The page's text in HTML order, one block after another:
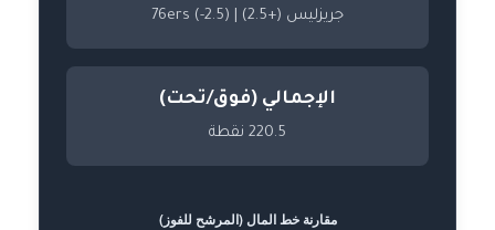
جريزليس (+2.5) | 76ers (-2.5)
الإجمالي (فوق/تحت)
220.5 نقطة